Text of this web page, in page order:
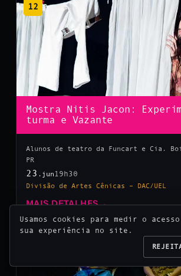
12
Mostra Nitis Jacon:
turma e Vazante
Alunos de teatro da Funcart e Cia.
PR
23 .jun 19h30
Divisão de Artes Cênicas – DAC/UEL
MAIS DETALHES→
Usamos cookies para medir o
sua experiência no site.